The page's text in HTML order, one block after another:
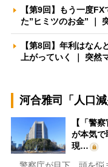
【第9回】もう一度
た”ヒミツのお金” ｜
【第8回】年利はな
上がっていく ｜ 突然
河合雅司「人口減
【「警
が本気
現…